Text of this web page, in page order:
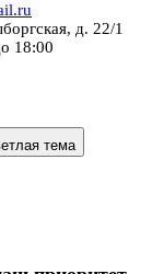
д. 22/1
18:00
тема